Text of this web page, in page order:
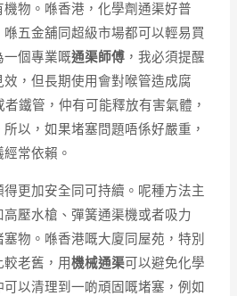
物。喺香港，化學劑通渠好普
五金舖同超級市場都可以輕易買
一個專業嘅通渠師傅 ，我必須提醒
，但長期使用會對喉管造成腐
鐵管，仲有可能釋放有害氣體，
以，如果堵塞問題唔係好嚴重，
常依賴。
得更加安全同可持續。呢種方法主
壓水槍、彈簧通渠機或者吸力
物。喺香港嘅大廈同屋苑，特別
較老舊，用機械通渠可以避免化學
以清理到一啲頑固嘅堵塞，例如